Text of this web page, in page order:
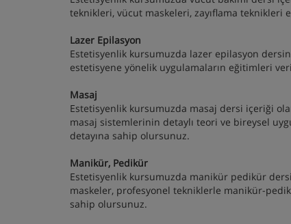
teknikleri, vücut maskeleri, zayıflama teknikleri
Lazer Epilasyon
Estetisyenlik kursumuzda lazer epilasyon
estetisyene yönelik uygulamaların eğitimleri
Masaj
Estetisyenlik kursumuzda masaj dersi içeriği
masaj sistemlerinin detaylı teori ve bireysel
detayına sahip olursunuz.
Manikür, Pedikür
Estetisyenlik kursumuzda manikür pedikür dersi
maskeler, profesyonel tekniklerle manikür-
sahip olursunuz.